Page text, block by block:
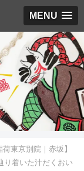
MENU
荷東京別院｜赤坂】
り着いた汁だくおい